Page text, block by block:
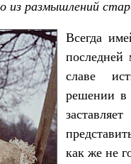
из размышлений
Всегда
славе
решении в
как же не